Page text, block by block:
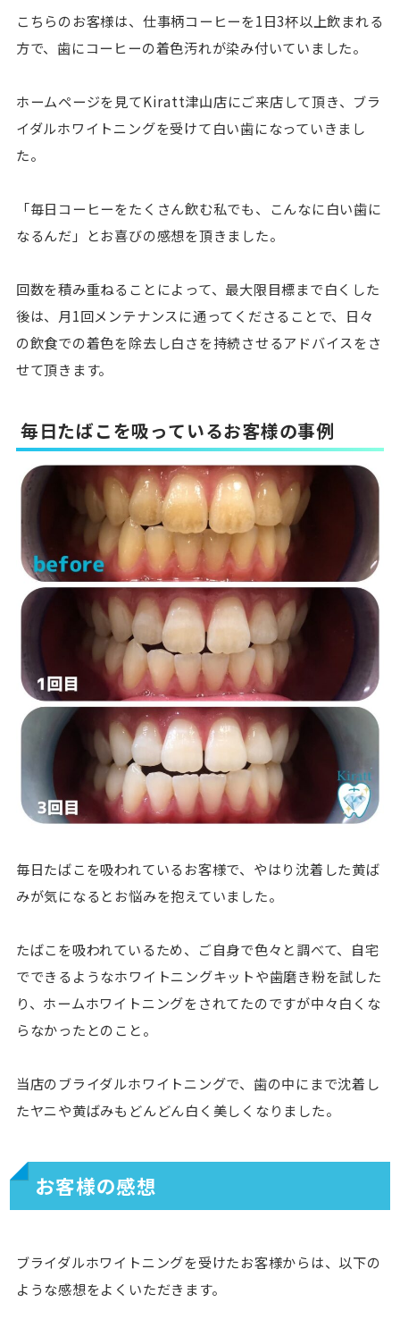
こちらのお客様は、仕事柄コーヒーを1日3杯以上飲まれる
方で、歯にコーヒーの着色汚れが染み付いていました。
ホームページを見てKiratt津山店にご来店して頂き、ブラ
イダルホワイトニングを受けて白い歯になっていきまし
た。
「毎日コーヒーをたくさん飲む私でも、こんなに白い歯に
なるんだ」とお喜びの感想を頂きました。
回数を積み重ねることによって、最大限目標まで白くした
後は、月1回メンテナンスに通ってくださることで、日々
の飲食での着色を除去し白さを持続させるアドバイスをさ
せて頂きます。
毎日たばこを吸っているお客様の事例
毎日たばこを吸われているお客様で、やはり沈着した黄ば
みが気になるとお悩みを抱えていました。
たばこを吸われているため、ご自身で色々と調べて、自宅
でできるようなホワイトニングキットや歯磨き粉を試した
り、ホームホワイトニングをされてたのですが中々白くな
らなかったとのこと。
当店のブライダルホワイトニングで、歯の中にまで沈着し
たヤニや黄ばみもどんどん白く美しくなりました。
お客様の感想
ブライダルホワイトニングを受けたお客様からは、以下の
ような感想をよくいただきます。